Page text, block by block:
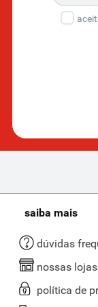
Aqui você tem a
materiais livres de
contato com os
passam por testes
durabilidade,
alérgicas e
Facilidade na
e cuidadores, por
para facilitar o dia
saiba mais
dúvidas
nossas lojas
política de